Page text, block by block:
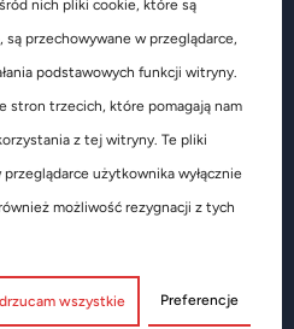
autobusów pojazdów
SZTUKA KOLORU
nich pliki cookie, które są
przechowywane w przeglądarce,
podstawowych funkcji witryny.
stron trzecich, które pomagają nam
z tej witryny. Te pliki
użytkownika wyłącznie
możliwość rezygnacji z tych
wszystkie Preferencje